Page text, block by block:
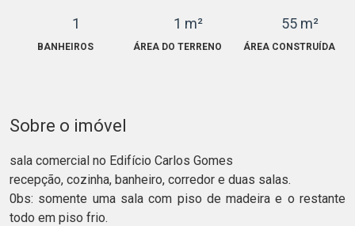
1
BANHEIROS
1 m²
ÁREA DO TERRENO
55 m²
ÁREA CONSTRUÍDA
Sobre o imóvel
sala comercial no Edifício Carlos Gomes
recepção, cozinha, banheiro, corredor e duas salas.
0bs: somente uma sala com piso de madeira e o restante
todo em piso frio.